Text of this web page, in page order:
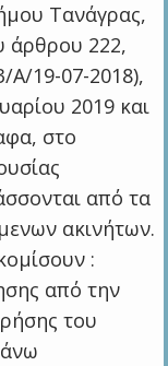
Τανάγρας,
άρθρου 222,
Α/19-07-2018),
2019 και
στο
από τα
ακινήτων.
:
από την
του